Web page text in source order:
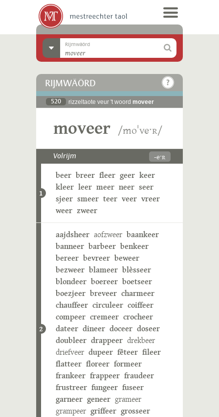
Rijmwäörd
RIJMWÄÖRD
520 rizzeltaote veur 't woord moveer
moveer /moˈveˑʀ/
Volrijm -eˑʀ
1
beer breer fleer geer keer
kleer leer meer neer seer
sjeer smeer teer veer vreer
weer zweer
2
aajdsheer aofzweer baankeer
banneer barbeer benkeer
bereer bevreer beweer
bezweer blameer blèsseer
blondeer boereer boetseer
boezjeer breveer charmeer
chauffeer circuleer coiffeer
compeer cremeer crocheer
dateer dineer doceer doseer
doubleer drappeer drekbeer
driefveer dupeer fêteer fileer
flatteer floreer formeer
frankeer frappeer fraudeer
frustreer fungeer fuseer
garneer geneer grameer
grampeer griffeer grosseer